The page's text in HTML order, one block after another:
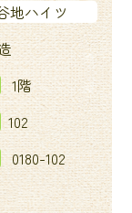
地ハイツ
1階
102
0180-102